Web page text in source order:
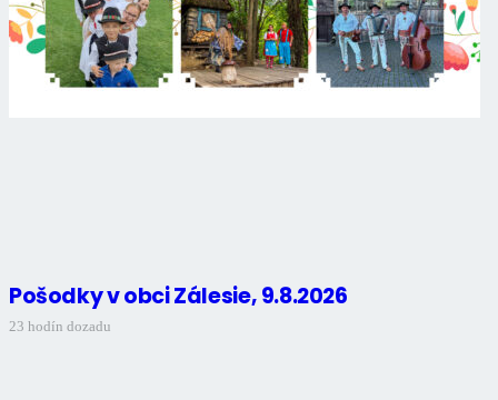
Pošodky v obci Zálesie, 9.8.2026
23 hodín dozadu